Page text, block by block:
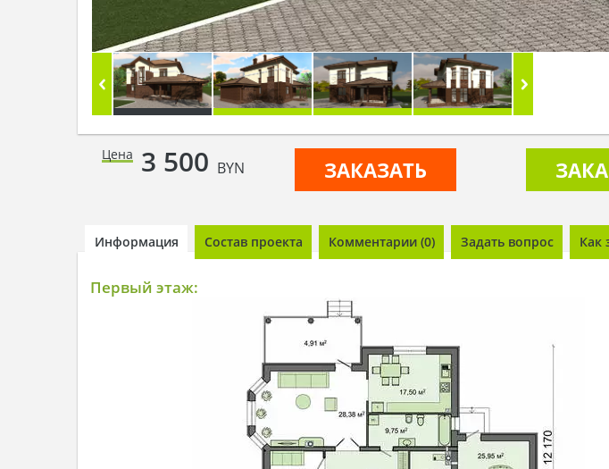
Цена 3 500 BYN ЗАКАЗАТЬ
Информация Состав проекта Комментарии (0) Задать вопрос Как
Первый этаж: